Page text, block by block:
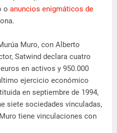
o anuncios enigmáticos de
Muro, con Alberto
Satwind declara cuatro
en activos y 950.000
ejercicio económico
en septiembre de 1994,
siete sociedades vinculadas,
tiene vinculaciones con